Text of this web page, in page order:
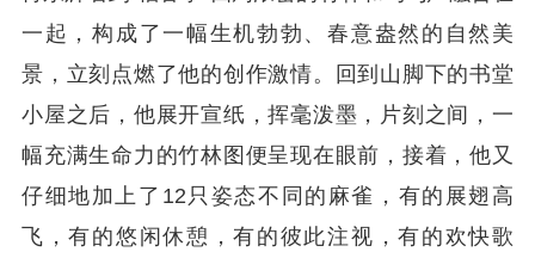
一起，构成了一幅生机勃勃、春意盎然的自然美
景，立刻点燃了他的创作激情。回到山脚下的书堂
小屋之后，他展开宣纸，挥毫泼墨，片刻之间，一
幅充满生命力的竹林图便呈现在眼前，接着，他又
仔细地加上了12只姿态不同的麻雀，有的展翅高
飞，有的悠闲休憩，有的彼此注视，有的欢快歌